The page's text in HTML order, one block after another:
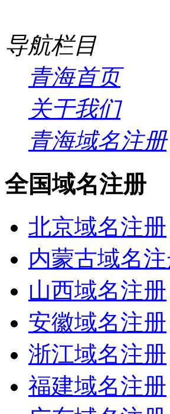
导航栏目
青海首页
关于我们
青海域名注册
全国域名注册
北京域名注册
内蒙古域名
山西域名注册
安徽域名注册
浙江域名注册
福建域名注册